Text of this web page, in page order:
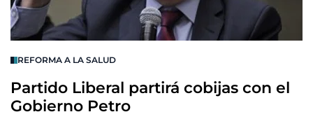
REFORMA A LA SALUD
Partido Liberal partirá cobijas con el
Gobierno Petro